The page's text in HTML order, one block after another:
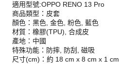
適用型號:OPPO RENO 13 Pro
商品類型：皮套
顏色：黑色, 金色, 粉色, 藍色
材質：橡膠(TPU), 合成皮
產地：中國
特殊功能：防摔, 防刮, 磁吸
尺寸(cm)：約 18 cm x 8 cm x 1 cm